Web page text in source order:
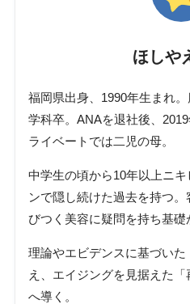
ほしや
福岡県出身、1990年生まれ
学科卒。ANAを退社後、
ライベートでは二児の母。
中学生の頃から10年以上ニ
ンで隠し続けた過去を持つ
びつく美容に疑問を持ち基礎
理論やエビデンスに基づい
え、エイジングを見据えた「
へ導く。